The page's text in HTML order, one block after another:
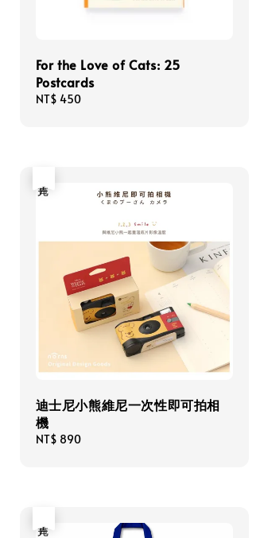
For the Love of Cats: 25
Postcards
Regular
NT$ 450
迪士尼小熊維尼一次性即可拍相
機
Regular
NT$ 890